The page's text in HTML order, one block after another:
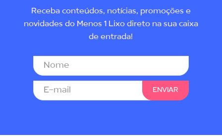
Receba conteúdos, notícias, promoções e
novidades do Menos 1 Lixo direto na sua caixa
de entrada!